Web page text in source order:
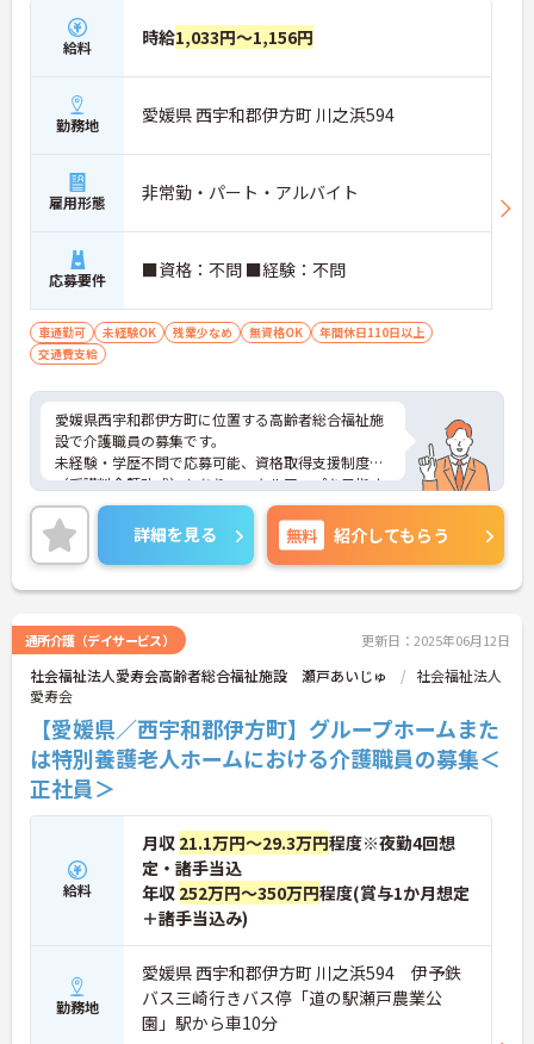
給料 時給1,033円～1,156円
勤務地 愛媛県 西宇和郡伊方町 川之浜594
雇用形態 非常勤・パート・アルバイト
応募要件 ■資格：不問 ■経験：不問
車通勤可 未経験OK 残業少なめ 無資格OK
年間休日110日以上
交通費支給
愛媛県西宇和郡伊方町に位置する高齢者総合福祉施
設で介護職員の募集です。
未経験・学歴不問で応募可能、資格取得支援制度
（受講料全額助成）もあり、スキルアップを目指す
方に最適です。通勤面では、マイカー通勤可・無料
駐車場ありで安心。海を望むロケーションで、気持
ちよく働ける職場です。地域福祉に貢献しながら、
安定した環境で働きたい方におすすめです。
ご興味のある方には、面接対策ポイントなどさらに
い。
詳細を見る 無料 紹介してもらう
通所介護（デイサービス） 更新日：2025年06月12日
社会福祉法人愛寿会高齢者総合福祉施設 瀬戸あいじゅ
社会福祉法人
愛寿会
【愛媛県／西宇和郡伊方町】グループホームまた
は特別養護老人ホームにおける介護職員の募集＜
正社員＞
給料
月収 21.1万円～29.3万円程度※夜勤4回想
定・諸手当込
年収 252万円～350万円程度(賞与1か月想定
＋諸手当込み)
勤務地
愛媛県 西宇和郡伊方町 川之浜594 伊予鉄
バス三崎行きバス停「道の駅瀬戸農業公
園」駅から車10分